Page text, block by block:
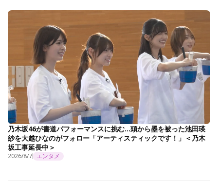
乃木坂46が書道パフォーマンスに挑む…頭から墨を被った池田瑛
紗を大越ひなのがフォロー「アーティスティックです！」＜乃木
坂工事延長中＞
2026/8/7 エンタメ